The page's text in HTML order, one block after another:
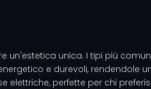
unica. I tipi più
e durevoli,
perfette per chi